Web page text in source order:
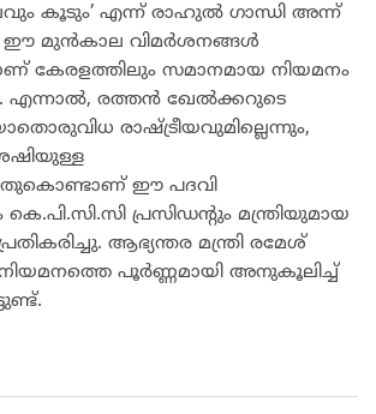
കൂടും’ എന്ന് രാഹുൽ ഗാന്ധി അന്ന്
ഈ മുൻകാല വിമർശനങ്ങൾ
കേരളത്തിലും സമാനമായ നിയമനം
എന്നാൽ, രത്തൻ ഖേൽക്കറുടെ
രാഷ്ട്രീയവുമില്ലെന്നും,
ഈ പദവി
പ്രസിഡന്റും മന്ത്രിയുമായ
ആഭ്യന്തര മന്ത്രി രമേശ്
പൂർണ്ണമായി അനുകൂലിച്ച്